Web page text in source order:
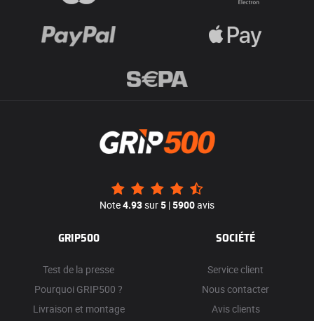
Note4.93sur5 |5900avis
GRIP500
Test de la presse
Pourquoi GRIP500 ?
Livraison et montage
SOCIÉTÉ
Service client
Nous contacter
Avis clients